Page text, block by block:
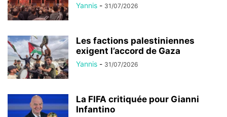
Yannis - 31/07/2026
Les factions palestiniennes
exigent l’accord de Gaza
Yannis - 31/07/2026
La FIFA critiquée pour Gianni
Infantino